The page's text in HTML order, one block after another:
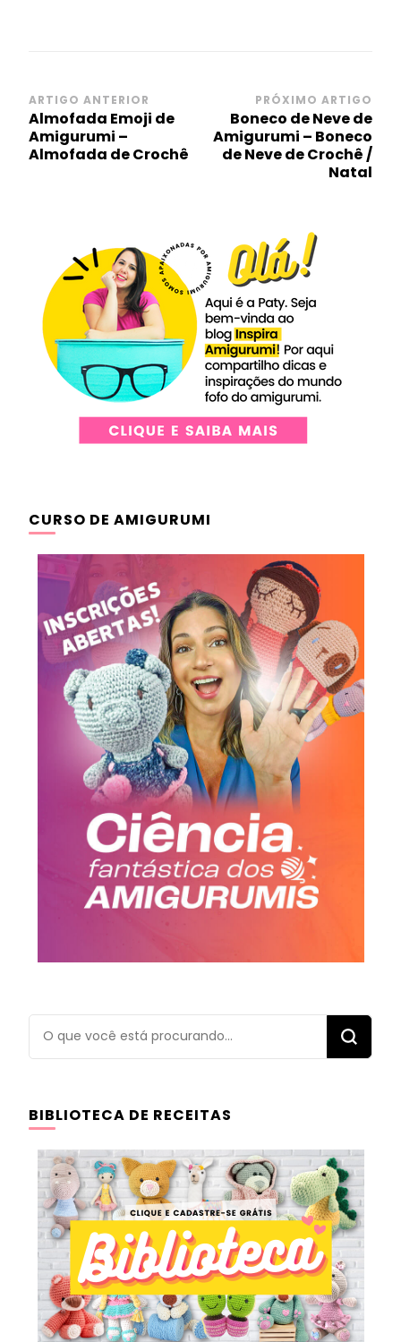
Navegação
de
post
ARTIGO ANTERIOR
Almofada Emoji de
Amigurumi –
Almofada de Crochê
PRÓXIMO ARTIGO
Boneco de Neve de
Amigurumi – Boneco
de Neve de Crochê /
Natal
CURSO DE AMIGURUMI
Procurando
algo?
BIBLIOTECA DE RECEITAS